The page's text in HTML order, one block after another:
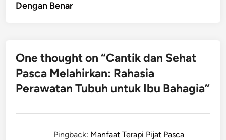
Dengan Benar
One thought on “Cantik dan Sehat
Pasca Melahirkan: Rahasia
Perawatan Tubuh untuk Ibu Bahagia”
Pingback: Manfaat Terapi Pijat Pasca